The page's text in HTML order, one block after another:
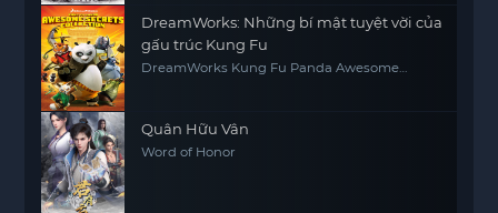
DreamWorks: Những bí mật tuyệt vời của
gấu trúc Kung Fu
DreamWorks Kung Fu Panda Awesome
Quân Hữu Vân
Word of Honor